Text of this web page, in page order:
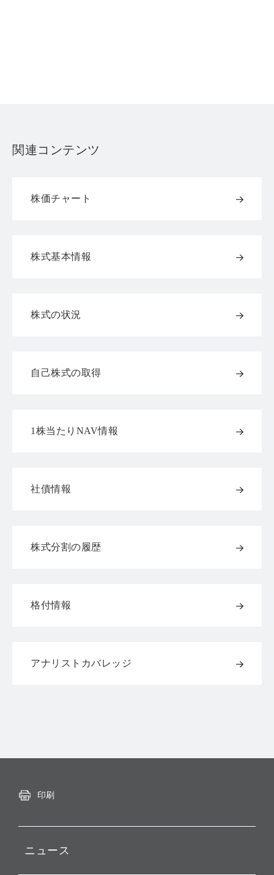
関連コンテンツ
株価チャート
株式基本情報
株式の状況
自己株式の取得
1株当たりNAV情報
社債情報
株式分割の履歴
格付情報
アナリストカバレッジ
印刷
ニュース